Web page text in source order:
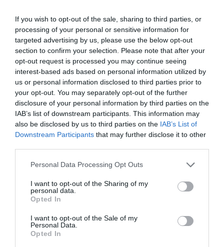
If you wish to opt-out of the sale, sharing to third parties, or
processing of your personal or sensitive information for
targeted advertising by us, please use the below opt-out
section to confirm your selection. Please note that after your
opt-out request is processed you may continue seeing
interest-based ads based on personal information utilized by
us or personal information disclosed to third parties prior to
your opt-out. You may separately opt-out of the further
disclosure of your personal information by third parties on the
IAB’s list of downstream participants. This information may
also be disclosed by us to third parties on the IAB’s List of
Downstream Participants that may further disclose it to other
Please note that this website/app uses one or more Google
not limited to your visit or usage behaviour. You may click to
grant or deny consent to Google and its third-party tags to
use your data for below specified purposes in below Google
consent section.
Personal Data Processing Opt Outs
I want to opt-out of the Sharing of my
personal data.
Opted In
I want to opt-out of the Sale of my
Personal Data.
Opted In
ΡΟΗ ΕΙΔΗΣΕΩΝ
Γιαννακόπουλος: «Όταν σου πετούν μια
μικρή πέτρα, παίρνεις έναν βράχο και
τους καταστρέφεις» [vid]
ΚΡΙΣΤΙΑΝ ΜΠΙΤΣΑΚΟΥ
07.08.2026 | 20:56
EuroLeague: Οι κορυφαίες μεταγραφές
των 20 ομάδων – Μοντέρο για Ολυμπιακό,
Ομπράντοβιτς για Παναθηναϊκό
ΚΡΙΣΤΙΑΝ ΜΠΙΤΣΑΚΟΥ
07.08.2026 | 20:28
Ολυμπιακός: Η άδεια εργασίας καθυστερεί
Παναθηναϊκός: Ψυχραιμία, ενίσχυση στον
ΚΡΙΣΤΙΑΝ ΜΠΙΤΣΑΚΟΥ
07.08.2026 | 19:03